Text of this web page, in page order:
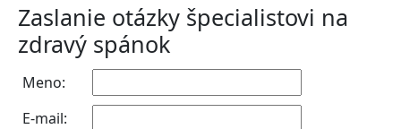
Zaslanie otázky špecialistovi na
zdravý spánok
Meno:
E-mail: